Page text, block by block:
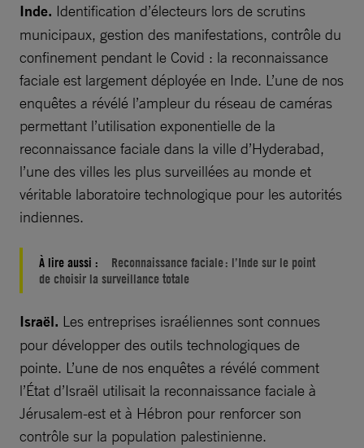
Inde. Identification d’électeurs lors de scrutins
municipaux, gestion des manifestations, contrôle du
confinement pendant le Covid : la reconnaissance
faciale est largement déployée en Inde. L’une de nos
enquêtes a révélé l’ampleur du réseau de caméras
permettant l’utilisation exponentielle de la
reconnaissance faciale dans la ville d’Hyderabad,
l’une des villes les plus surveillées au monde et
véritable laboratoire technologique pour les autorités
indiennes.
À lire aussi :
Reconnaissance faciale : l’Inde sur le point
de choisir la surveillance totale
Israël. Les entreprises israéliennes sont connues
pour développer des outils technologiques de
pointe. L’une de nos enquêtes a révélé comment
l’État d’Israël utilisait la reconnaissance faciale à
Jérusalem-est et à Hébron pour renforcer son
contrôle sur la population palestinienne.